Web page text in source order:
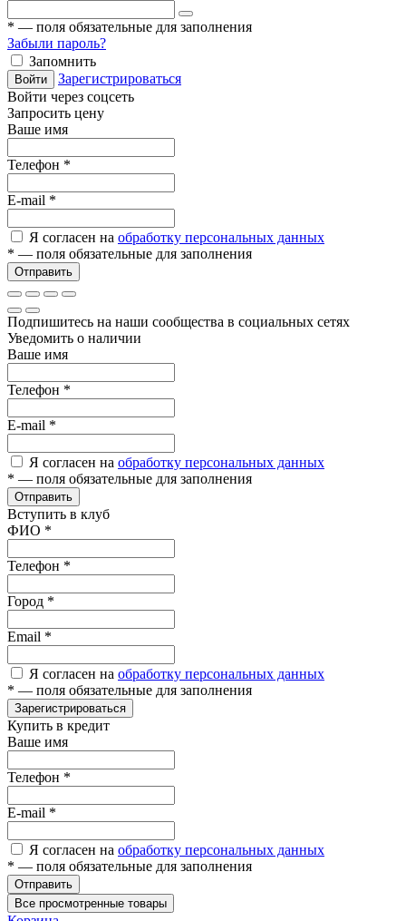
* — поля обязательные для заполнения
Забыли пароль?
Запомнить
Войти
Зарегистрироваться
Войти через соцсеть
Запросить цену
Ваше имя
Телефон *
E-mail *
Я согласен на обработку персональных данных
* — поля обязательные для заполнения
Отправить
Подпишитесь на наши сообщества в социальных сетях
Уведомить о наличии
Ваше имя
Телефон *
E-mail *
Я согласен на обработку персональных данных
* — поля обязательные для заполнения
Отправить
Вступить в клуб
ФИО *
Телефон *
Город *
Email *
Я согласен на обработку персональных данных
* — поля обязательные для заполнения
Зарегистрироваться
Купить в кредит
Ваше имя
Телефон *
E-mail *
Я согласен на обработку персональных данных
* — поля обязательные для заполнения
Отправить
Все просмотренные товары